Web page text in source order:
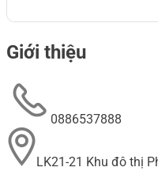
Giới thiệu
0886537888
LK21-21 Khu đô thị